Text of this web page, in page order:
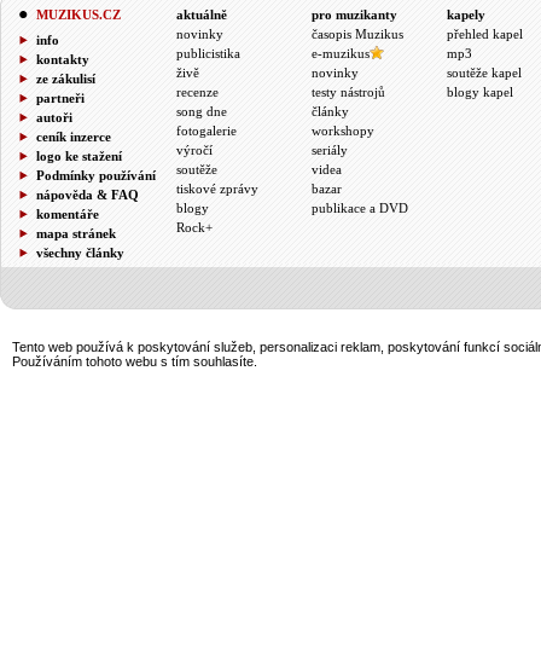
MUZIKUS.CZ
info
kontakty
ze zákulisí
partneři
autoři
ceník inzerce
logo ke stažení
Podmínky používání
nápověda & FAQ
komentáře
mapa stránek
všechny články
aktuálně
novinky
publicistika
živě
recenze
song dne
fotogalerie
výročí
soutěže
tiskové zprávy
blogy
Rock+
pro muzikanty
časopis Muzikus
e-muzikus
novinky
testy nástrojů
články
workshopy
seriály
videa
bazar
publikace a DVD
kapely
přehled kapel
mp3
soutěže kapel
blogy kapel
Tento web používá k poskytování služeb, personalizaci reklam, poskytování funkcí
Používáním tohoto webu s tím souhlasíte.